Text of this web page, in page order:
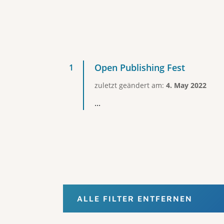
Open Publishing Fest
zuletzt geändert am: 4. May 2022
...
ALLE FILTER ENTFERNEN